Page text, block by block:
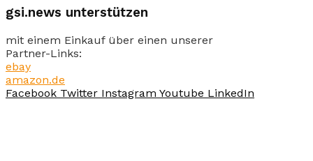
gsi.news unterstützen
mit einem Einkauf über einen unserer
Partner-Links:
ebay
amazon.de
Facebook Twitter Instagram Youtube LinkedIn